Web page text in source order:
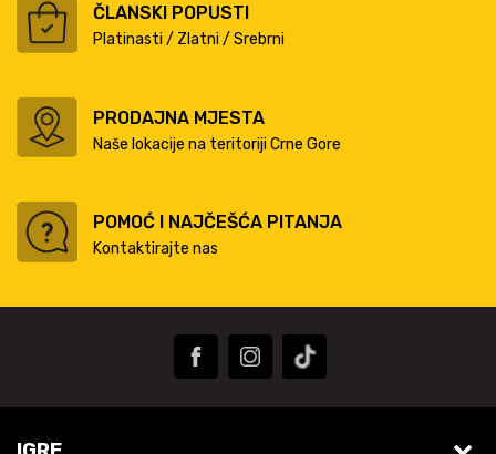
ČLANSKI POPUSTI
Platinasti / Zlatni / Srebrni
PRODAJNA MJESTA
Naše lokacije na teritoriji Crne Gore
POMOĆ I NAJČEŠĆA PITANJA
Kontaktirajte nas